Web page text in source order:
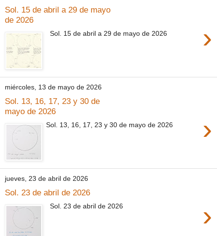
Sol. 15 de abril a 29 de mayo
de 2026
›
Sol. 15 de abril a 29 de mayo de 2026
miércoles, 13 de mayo de 2026
Sol. 13, 16, 17, 23 y 30 de
mayo de 2026
›
Sol. 13, 16, 17, 23 y 30 de mayo de 2026
jueves, 23 de abril de 2026
Sol. 23 de abril de 2026
›
Sol. 23 de abril de 2026